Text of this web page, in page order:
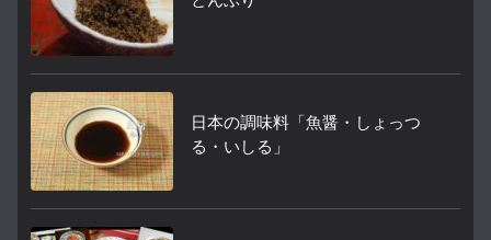
日本の調味料「魚醤・しょっつ
る・いしる」